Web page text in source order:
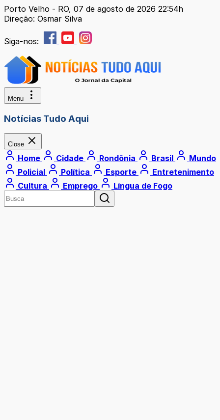
Porto Velho - RO, 07 de agosto de 2026 22:54h
Direção: Osmar Silva
Siga-nos:
Menu
Notícias Tudo Aqui
Close
Home Cidade Rondônia Brasil
Mundo
Policial
Política Esporte
Entretenimento
Cultura
Emprego Língua de Fogo